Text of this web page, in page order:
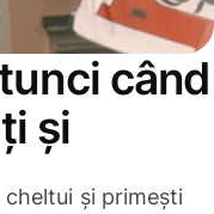
când
și
și primești